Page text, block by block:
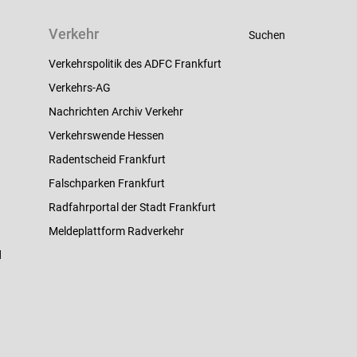
Verkehr
Verkehrspolitik des ADFC Frankfurt
Verkehrs-AG
Nachrichten Archiv Verkehr
Verkehrswende Hessen
Radentscheid Frankfurt
Falschparken Frankfurt
Radfahrportal der Stadt Frankfurt
Meldeplattform Radverkehr
Suchen